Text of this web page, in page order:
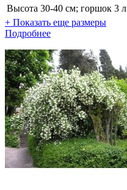
Высота 30-40 см; горшок 3 л
+ Показать еще размеры
Подробнее